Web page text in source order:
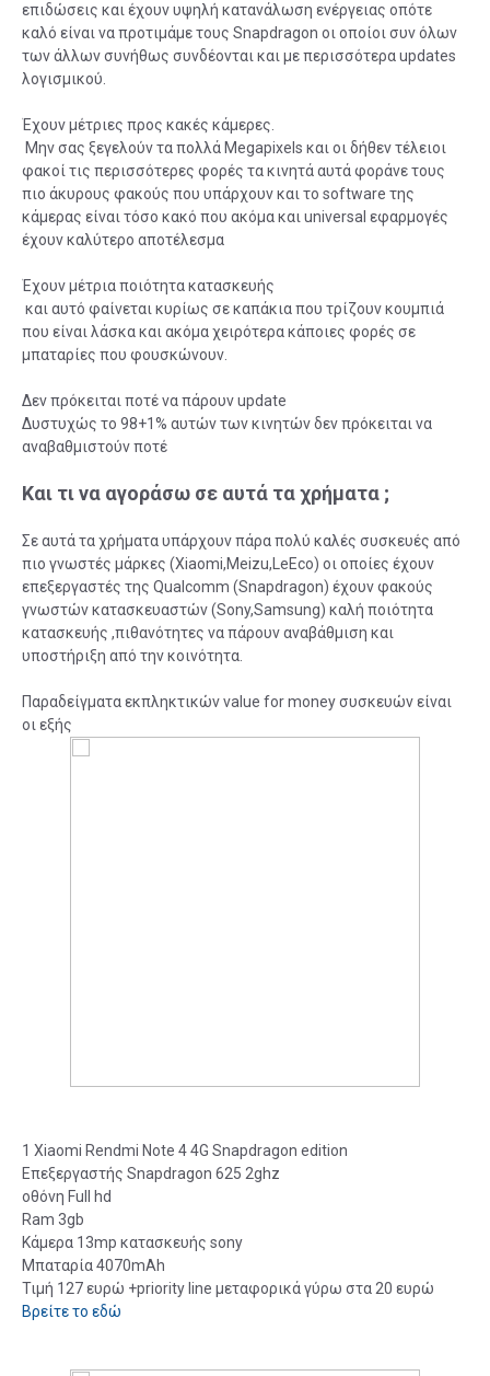
επιδώσεις και έχουν υψηλή κατανάλωση ενέργειας οπότε
καλό είναι να προτιμάμε τους Snapdragon οι οποίοι συν όλων
των άλλων συνήθως συνδέονται και με περισσότερα updates
λογισμικού.
Έχουν μέτριες προς κακές κάμερες.
Μην σας ξεγελούν τα πολλά Megapixels και οι δήθεν τέλειοι
φακοί τις περισσότερες φορές τα κινητά αυτά φοράνε τους
πιο άκυρους φακούς που υπάρχουν και το software της
κάμερας είναι τόσο κακό που ακόμα και universal εφαρμογές
έχουν καλύτερο αποτέλεσμα
Έχουν μέτρια ποιότητα κατασκευής
και αυτό φαίνεται κυρίως σε καπάκια που τρίζουν κουμπιά
που είναι λάσκα και ακόμα χειρότερα κάποιες φορές σε
μπαταρίες που φουσκώνουν.
Δεν πρόκειται ποτέ να πάρουν update
Δυστυχώς το 98+1% αυτών των κινητών δεν πρόκειται να
αναβαθμιστούν ποτέ
Και τι να αγοράσω σε αυτά τα χρήματα ;
Σε αυτά τα χρήματα υπάρχουν πάρα πολύ καλές συσκευές από
πιο γνωστές μάρκες (Xiaomi,Meizu,LeEco) οι οποίες έχουν
επεξεργαστές της Qualcomm (Snapdragon) έχουν φακούς
γνωστών κατασκευαστών (Sony,Samsung) καλή ποιότητα
κατασκευής ,πιθανότητες να πάρουν αναβάθμιση και
υποστήριξη από την κοινότητα.
Παραδείγματα εκπληκτικών value for money συσκευών είναι
οι εξής
1 Xiaomi Rendmi Note 4 4G Snapdragon edition
Επεξεργαστής Snapdragon 625 2ghz
οθόνη Full hd
Ram 3gb
Κάμερα 13mp κατασκευής sony
Μπαταρία 4070mAh
Τιμή 127 ευρώ +priority line μεταφορικά γύρω στα 20 ευρώ
Βρείτε το εδώ